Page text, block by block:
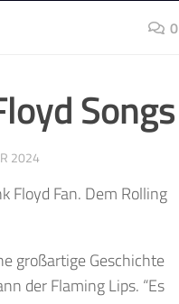
0
Songs
2024
Floyd Fan. Dem Rolling
großartige Geschichte
der Flaming Lips. “Es